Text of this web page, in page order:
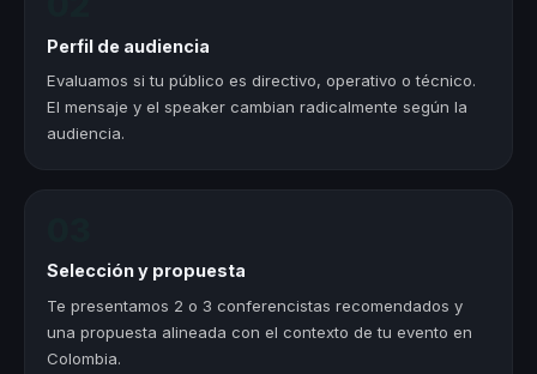
Perfil de audiencia
Evaluamos si tu público es directivo, operativo o técnico.
El mensaje y el speaker cambian radicalmente según la
audiencia.
Selección y propuesta
Te presentamos 2 o 3 conferencistas recomendados y
una propuesta alineada con el contexto de tu evento en
Colombia.